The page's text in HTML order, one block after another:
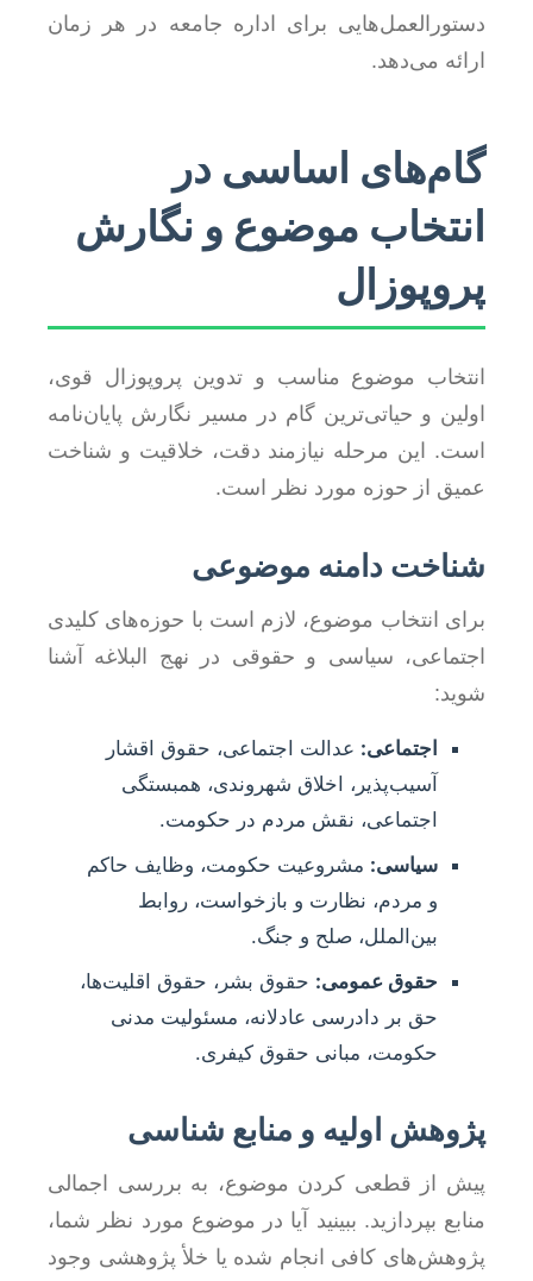
دستورالعمل‌هایی برای اداره جامعه در هر زمان
ارائه می‌دهد.
گام‌های اساسی در
انتخاب موضوع و نگارش
پروپوزال
انتخاب موضوع مناسب و تدوین پروپوزال قوی،
اولین و حیاتی‌ترین گام در مسیر نگارش پایان‌نامه
است. این مرحله نیازمند دقت، خلاقیت و شناخت
عمیق از حوزه مورد نظر است.
شناخت دامنه موضوعی
برای انتخاب موضوع، لازم است با حوزه‌های کلیدی
اجتماعی، سیاسی و حقوقی در نهج البلاغه آشنا
شوید:
اجتماعی: عدالت اجتماعی، حقوق اقشار
آسیب‌پذیر، اخلاق شهروندی، همبستگی
اجتماعی، نقش مردم در حکومت.
سیاسی: مشروعیت حکومت، وظایف حاکم
و مردم، نظارت و بازخواست، روابط
بین‌الملل، صلح و جنگ.
حقوق عمومی: حقوق بشر، حقوق اقلیت‌ها،
حق بر دادرسی عادلانه، مسئولیت مدنی
حکومت، مبانی حقوق کیفری.
پژوهش اولیه و منابع شناسی
پیش از قطعی کردن موضوع، به بررسی اجمالی
منابع بپردازید. ببینید آیا در موضوع مورد نظر شما،
پژوهش‌های کافی انجام شده یا خلأ پژوهشی وجود